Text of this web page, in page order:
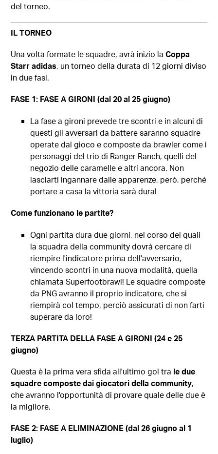
del torneo.
IL TORNEO
Una volta formate le squadre, avrà inizio laCoppa
Starr adidas, un torneo della durata di 12 giorni diviso
in due fasi.
FASE 1: FASE A GIRONI (dal 20 al 25 giugno)
La fase a gironi prevede tre scontri e in alcuni di
questi gli avversari da battere saranno squadre
operate dal gioco e composte da brawler come i
personaggi del trio di Ranger Ranch, quelli del
negozio delle caramelle e altri ancora. Non
lasciarti ingannare dalle apparenze, però, perché
portare a casa la vittoria sarà dura!
Come funzionano le partite?
Ogni partita dura due giorni, nel corso dei quali
la squadra della community dovrà cercare di
riempire l'indicatore prima dell'avversario,
vincendo scontri in una nuova modalità, quella
chiamata Superfootbrawl! Le squadre composte
da PNG avranno il proprio indicatore, che si
riempirà col tempo, perciò assicurati di non farti
superare da loro!
TERZA PARTITA DELLA FASE A GIRONI (24 e 25
giugno)
Questa è la prima vera sfida all'ultimo gol tra le due
squadre composte dai giocatori della community,
che avranno l'opportunità di provare quale delle due è
la migliore.
FASE 2: FASE A ELIMINAZIONE (dal 26 giugno al 1
luglio)